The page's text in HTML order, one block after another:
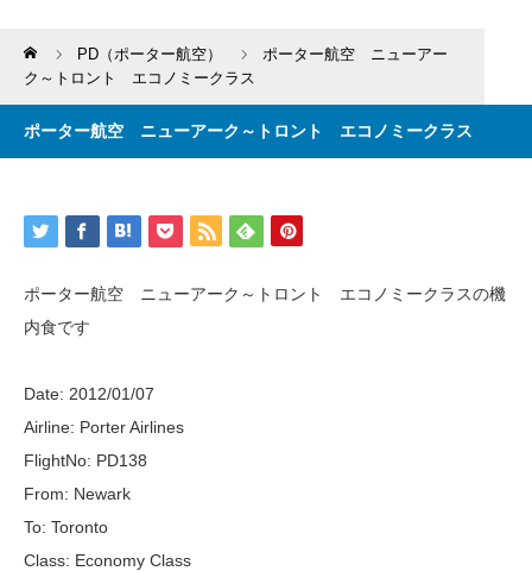
Home PD（ポーター航空）
ポーター航空 ニューアー
ク～トロント エコノミークラス
ポーター航空 ニューアーク～トロント エコノミークラス
ポーター航空 ニューアーク～トロント エコノミークラスの機
内食です
Date: 2012/01/07
Airline: Porter Airlines
FlightNo: PD138
From: Newark
To: Toronto
Class: Economy Class